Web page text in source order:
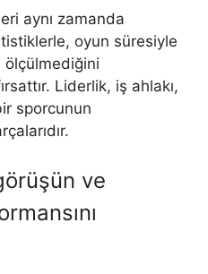
aynı zamanda
oyun süresiyle
ölçülmediğini
Liderlik, iş ahlakı,
sporcunun
ve